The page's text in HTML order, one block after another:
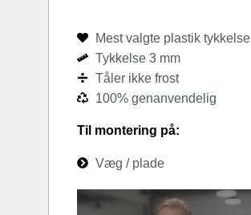
Mest valgte plastik tykkelse
Tykkelse 3 mm
Tåler ikke frost
100% genanvendelig
Til montering på:
Væg / plade